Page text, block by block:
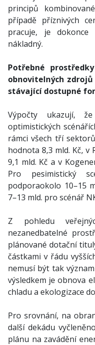
principů
případě příznivých
pracuje, je dokonce
nákladný.
Potřebné
obnovitelných
stávající dostupné
Výpočty ukazují,
optimistických
rámci všech tří
hodnota 8,3 mld. Kč, v
9,1 mld. Kč a v
Pro pesimistický
podporaokolo 10–15
7–13 mld. pro scénář
Z pohledu
nezanedbatelné
plánované dotační
částkami v řádu
nemusí být tak
výsledkem je obnova
chladu a ekologizace
Pro srovnání, na
další dekádu
plánu na zavádění